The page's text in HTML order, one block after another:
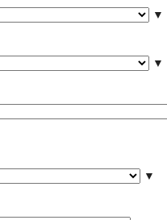
▼
▼
▼